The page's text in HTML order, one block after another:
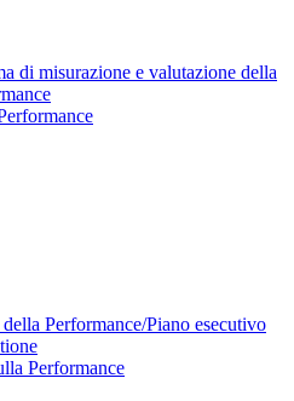
di misurazione e valutazione della
Performance/Piano esecutivo
Performance